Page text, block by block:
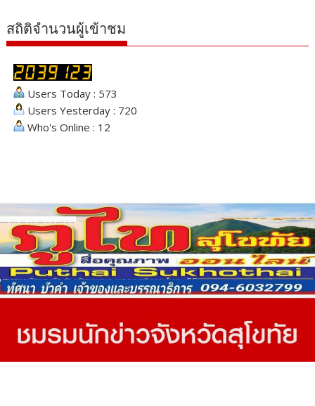
สถิติจำนวนผู้เข้าชม
Users Today : 573
Users Yesterday : 720
Who's Online : 12